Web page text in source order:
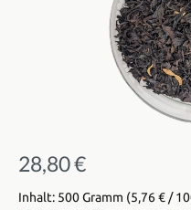
Regulärer Preis:
28,80 €
Inhalt: 500 Gramm (5,76 € /